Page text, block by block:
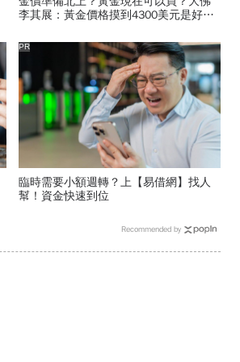
李其展：黃金價格摸到4300美元是好
臨時需要小額週轉？上【易借網】找人
幫！資金快速到位
PR
Recommended by